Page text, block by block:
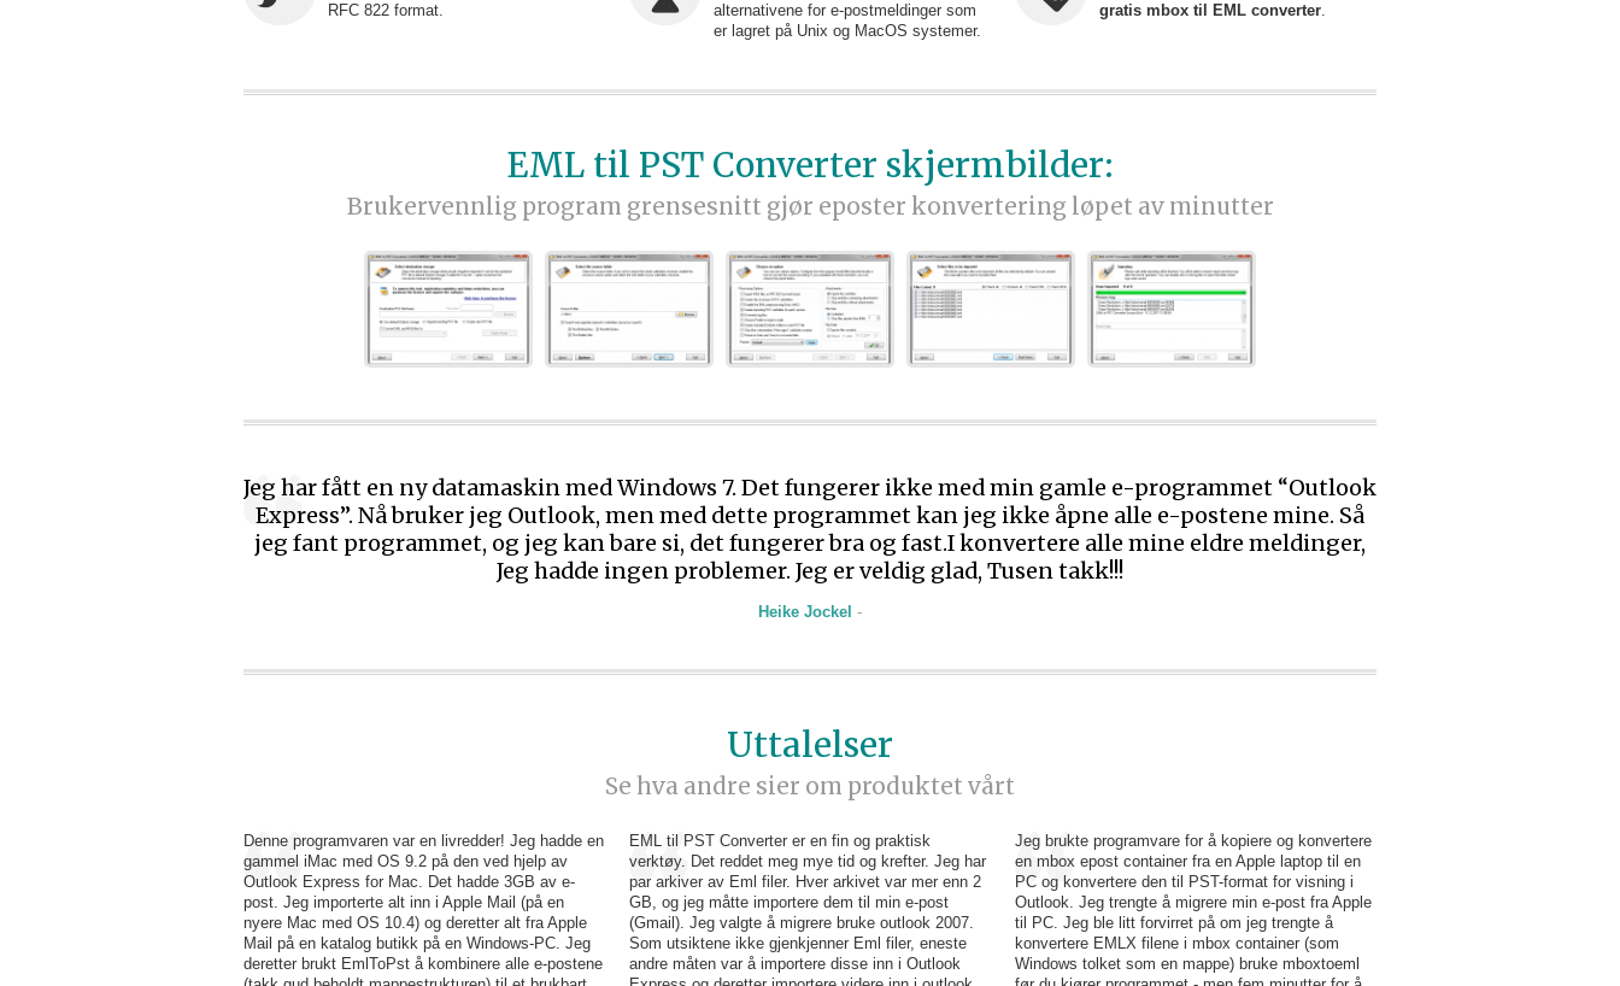
RFC 822 format.
alternativene for e-postmeldinger som
er lagret på Unix og MacOS systemer.
gratis mbox til EML converter.
EML til PST Converter skjermbilder:
Brukervennlig program grensesnitt gjør eposter konvertering løpet av minutter
Jeg har fått en ny datamaskin med Windows 7. Det fungerer ikke med min gamle e-programmet “Outlook
Express”. Nå bruker jeg Outlook, men med dette programmet kan jeg ikke åpne alle e-postene mine. Så
jeg fant programmet, og jeg kan bare si, det fungerer bra og fast.I konvertere alle mine eldre meldinger,
Jeg hadde ingen problemer. Jeg er veldig glad, Tusen takk!!!
Heike Jockel -
Uttalelser
Se hva andre sier om produktet vårt
Denne programvaren var en livredder! Jeg hadde en
gammel iMac med OS 9.2 på den ved hjelp av
Outlook Express for Mac. Det hadde 3GB av e-
post. Jeg importerte alt inn i Apple Mail (på en
nyere Mac med OS 10.4) og deretter alt fra Apple
Mail på en katalog butikk på en Windows-PC. Jeg
deretter brukt EmlToPst å kombinere alle e-postene
EML til PST Converter er en fin og praktisk
verktøy. Det reddet meg mye tid og krefter. Jeg har
par arkiver av Eml filer. Hver arkivet var mer enn 2
GB, og jeg måtte importere dem til min e-post
(Gmail). Jeg valgte å migrere bruke outlook 2007.
Som utsiktene ikke gjenkjenner Eml filer, eneste
andre måten var å importere disse inn i Outlook
Jeg brukte programvare for å kopiere og konvertere
en mbox epost container fra en Apple laptop til en
PC og konvertere den til PST-format for visning i
Outlook. Jeg trengte å migrere min e-post fra Apple
til PC. Jeg ble litt forvirret på om jeg trengte å
konvertere EMLX filene i mbox container (som
Windows tolket som en mappe) bruke mboxtoeml